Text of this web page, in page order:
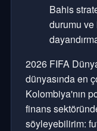
Bahis
durumu
2026 FIFA
dünyasında en
Kolombiya'nın
finans
söyleyebilirim: